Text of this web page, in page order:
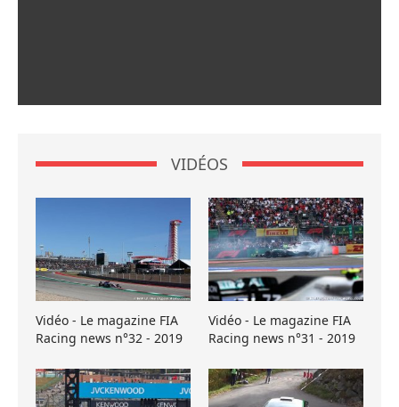
VIDÉOS
Vidéo - Le magazine FIA
Racing news n°32 - 2019
Vidéo - Le magazine FIA
Racing news n°31 - 2019